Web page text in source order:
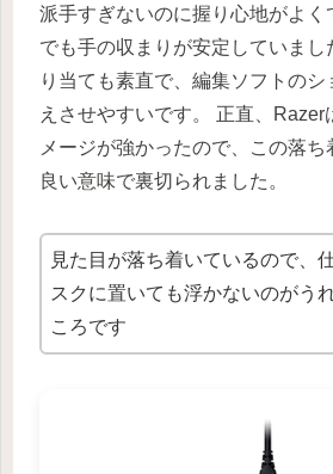
派手すぎないのに握り心地がよく
でも手の収まりが安定していまし
り当ても素直で、編集ソフトのシ
えさせやすいです。 正直、Razer
メージが強かったので、この落
良い意味で裏切られました。
見た目が落ち着いているので、
スクに置いても浮かないのがう
ころです